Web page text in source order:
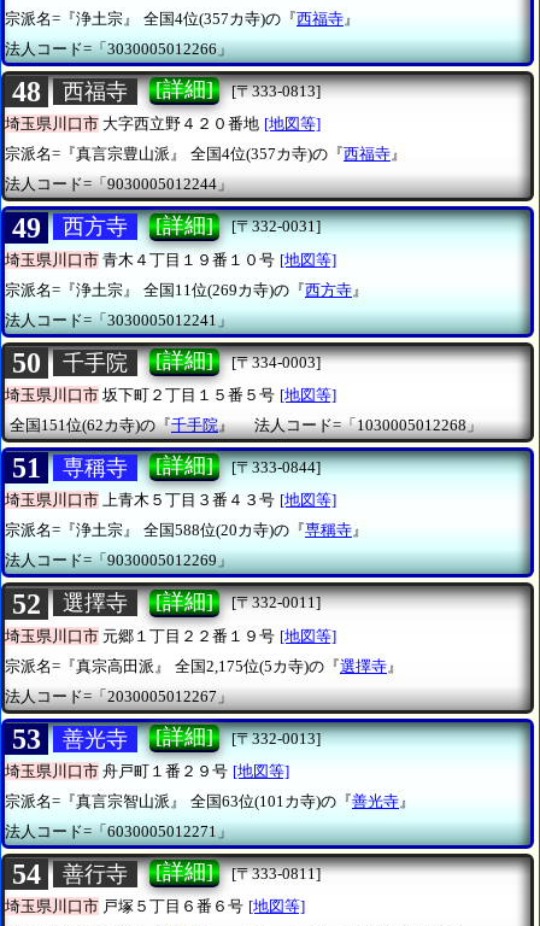
宗派名=『浄土宗』
全国4位(357カ寺)の『西福寺』
法人コード=「3030005012266」
48 西福寺 [詳細]
[〒333-0813]
埼玉県川口市 大字西立野４２０番地 [地図等]
宗派名=『真言宗豊山派』
全国4位(357カ寺)の『西福寺』
法人コード=「9030005012244」
49 西方寺 [詳細]
[〒332-0031]
埼玉県川口市 青木４丁目１９番１０号 [地図等]
宗派名=『浄土宗』
全国11位(269カ寺)の『西方寺 』
法人コード=「3030005012241」
50 千手院 [詳細]
[〒334-0003]
埼玉県川口市 坂下町２丁目１５番５号 [地図等]
全国151位(62カ寺)の『千手院』 法人コード=「1030005012268」
51 専稱寺 [詳細]
[〒333-0844]
埼玉県川口市 上青木５丁目３番４３号 [地図等]
宗派名=『浄土宗』
全国588位(20カ寺)の『専稱寺』
法人コード=「9030005012269」
52 選擇寺 [詳細]
[〒332-0011]
埼玉県川口市 元郷１丁目２２番１９号 [地図等]
宗派名=『真宗高田派』
全国2,175位(5カ寺)の『選擇寺 』
法人コード=「2030005012267」
53 善光寺 [詳細]
[〒332-0013]
埼玉県川口市 舟戸町１番２９号 [地図等]
宗派名=『真言宗智山派』
全国63位(101カ寺)の『善光寺』
法人コード=「6030005012271」
54 善行寺 [詳細]
[〒333-0811]
埼玉県川口市 戸塚５丁目６番６号 [地図等]